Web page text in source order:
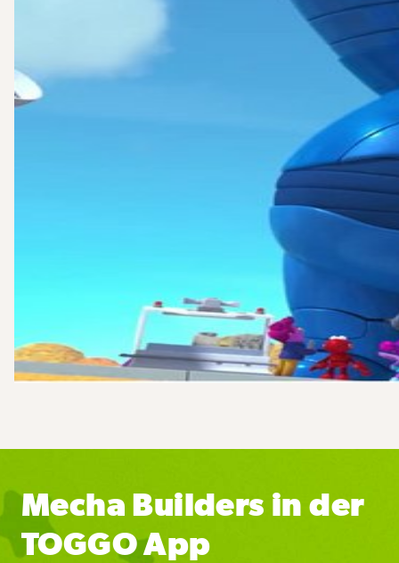
Mecha Builders in der
TOGGO App